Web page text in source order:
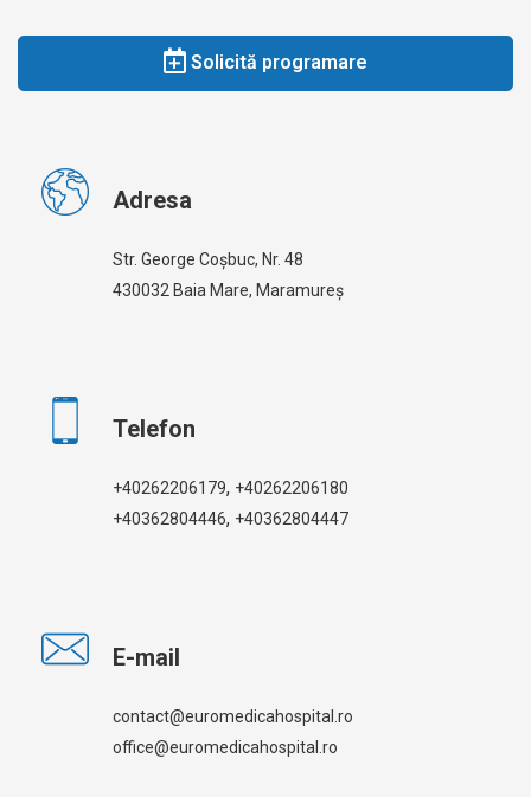
Solicită programare
Adresa
Str. George Coșbuc, Nr. 48
430032 Baia Mare, Maramureș
Telefon
+40262206179, +40262206180
+40362804446, +40362804447
E-mail
contact@euromedicahospital.ro
office@euromedicahospital.ro